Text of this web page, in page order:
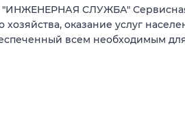
"ИНЖЕНЕРНАЯ СЛУЖБА"
оказание услуг
всем необходимым